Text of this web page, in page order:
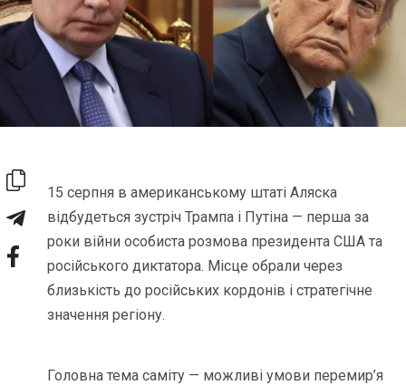
15 серпня в американському штаті Аляска
відбудеться зустріч Трампа і Путіна — перша за
роки війни особиста розмова президента США та
російського диктатора. Місце обрали через
близькість до російських кордонів і стратегічне
значення регіону.
Головна тема саміту — можливі умови перемир’я